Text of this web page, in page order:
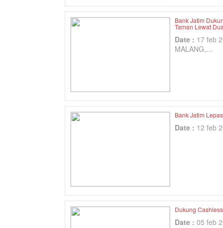
Bank Jatim
Taman Lewat
Date : 17 feb
MALANG,…
Bank Jatim
Date : 12 feb
Dukung
Date : 05 feb